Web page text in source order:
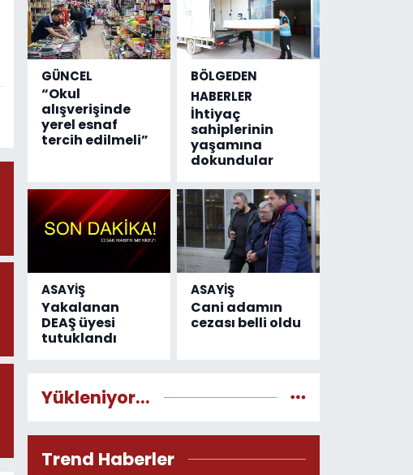
GÜNCEL
“Okul
alışverişinde
yerel esnaf
tercih edilmeli”
BÖLGEDEN
HABERLER
İhtiyaç
sahiplerinin
yaşamına
dokundular
ASAYİŞ
Yakalanan
DEAŞ üyesi
tutuklandı
ASAYİŞ
Cani adamın
cezası belli oldu
Yükleniyor...
Trend Haberler